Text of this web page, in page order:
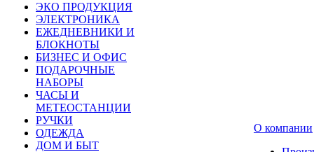
ЭКО ПРОДУКЦИЯ
ЭЛЕКТРОНИКА
ЕЖЕДНЕВНИКИ И
БЛОКНОТЫ
БИЗНЕС И ОФИС
ПОДАРОЧНЫЕ
НАБОРЫ
ЧАСЫ И
МЕТЕОСТАНЦИИ
РУЧКИ
ОДЕЖДА
ДОМ И БЫТ
О компании